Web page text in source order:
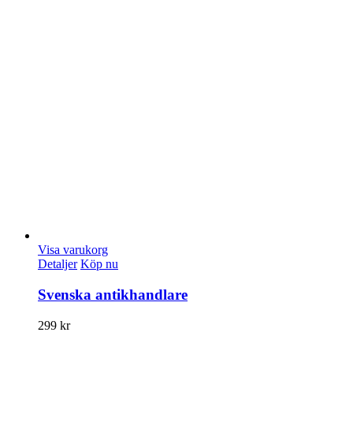
Visa varukorg
Detaljer Köp nu
Svenska antikhandlare
299 kr